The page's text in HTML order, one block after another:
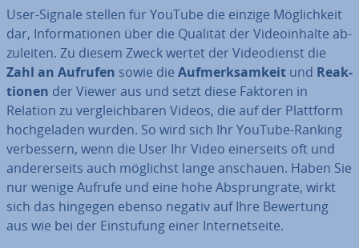
User-Signale stellen für YouTube die einzige Mög­lich­keit
dar, In­for­ma­tio­nen über die Qualität der Vi­deo­in­hal­te ab­
zu­lei­ten. Zu diesem Zweck wertet der Vi­deo­dienst die
Zahl an Aufrufen sowie die Auf­merk­sam­keit und Re­ak­
tio­nen der Viewer aus und setzt diese Faktoren in
Relation zu ver­gleich­ba­ren Videos, die auf der Plattform
hoch­ge­la­den wurden. So wird sich Ihr YouTube-Ranking
ver­bes­sern, wenn die User Ihr Video ei­ner­seits oft und
an­de­rer­seits auch möglichst lange anschauen. Haben Sie
nur wenige Aufrufe und eine hohe Ab­sprungra­te, wirkt
sich das hingegen ebenso negativ auf Ihre Bewertung
aus wie bei der Ein­stu­fung einer In­ter­net­sei­te.